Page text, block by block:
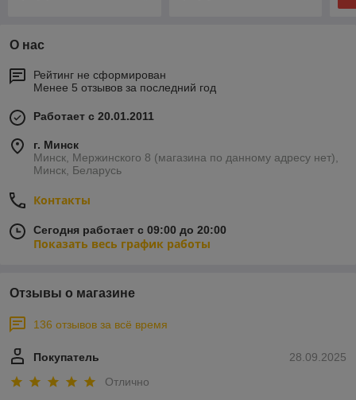
О нас
Рейтинг не сформирован
Менее 5 отзывов за последний год
Работает с 20.01.2011
г. Минск
Минск, Мержинского 8 (магазина по данному адресу нет),
Минск, Беларусь
Контакты
Сегодня работает с 09:00 до 20:00
Показать весь график работы
Отзывы о магазине
136 отзывов за всё время
28.09.2025
Покупатель
Отлично